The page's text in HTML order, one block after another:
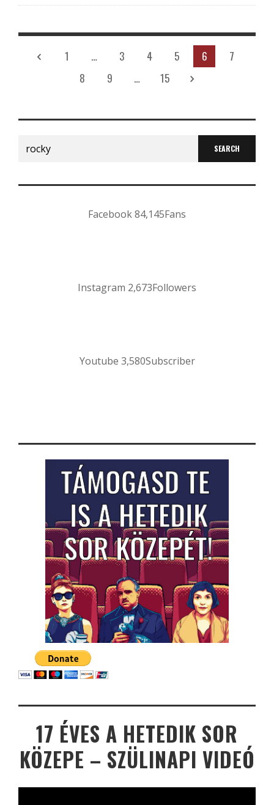
1 … 3 4 5 6
7
8
9 … 15
Search
for:
Facebook84,145Fans
Instagram 2,673Followers
Youtube 3,580Subscriber
17 ÉVES A HETEDIK SOR
KÖZEPE – SZÜLINAPI VIDEÓ